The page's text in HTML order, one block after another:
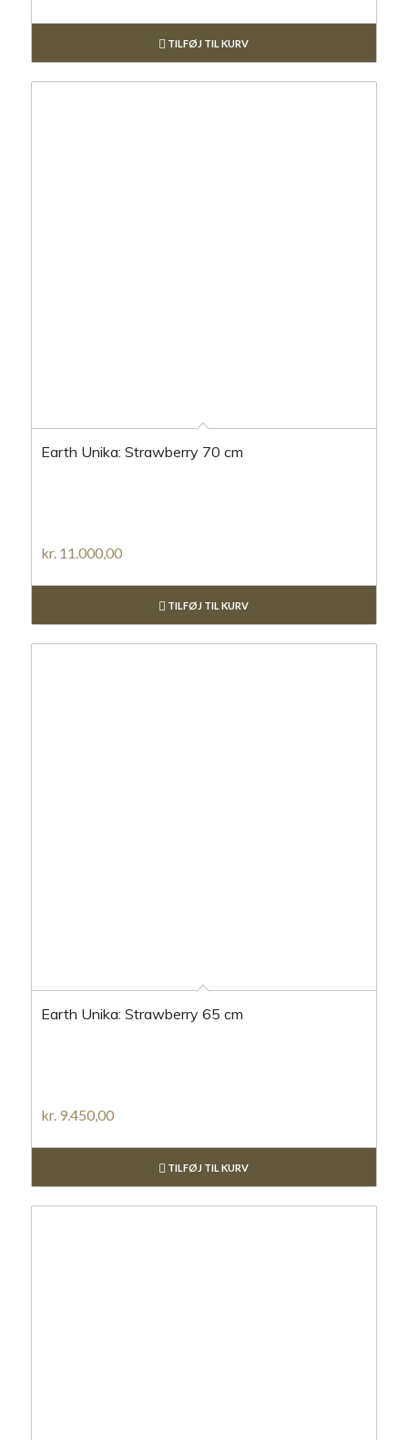
TILFØJ TIL KURV
Earth Unika: Strawberry 70 cm
kr. 11.000,00
TILFØJ TIL KURV
Earth Unika: Strawberry 65 cm
kr. 9.450,00
TILFØJ TIL KURV